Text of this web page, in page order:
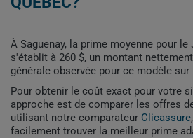
À Saguenay, la prime moyenne pour
s'établit à 260 $, un montant
générale observée pour ce modèle sur
Pour obtenir le coût exact pour votre
approche est de comparer les offres
utilisant notre comparateur Clicassure
facilement trouver la meilleur prime